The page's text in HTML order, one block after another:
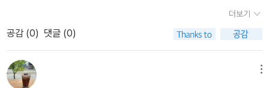
도 할 수 있다. 모를 땐 다시 돌아보며 몰랐던 것들을 체크해 볼 수 있
어 너무 좋다. 그것 뿐 아니라 '한 걸음 더', '탐방 정보', '활용 문장'을
알려주고 있다. 한국사 용어에 대한 모든 것을 일력 한 권에 알차게 담
아냈다. 가족이 함께 볼 수 있는 곳에 두고 한 장 한 장 넘기며 함께 읽
어려워하는 책이 있어요.바로 한국사 책이에요.왜 그럴까요?한국사
책은 우리나라 역사를 알려주는 책이에요.그 용어들을 보면 눈이 팽
팽 돌아간다고 말하는 어린이들. 하루에 하나씩 한국사 용어를 익히
고 배운다면한국사 책을 좀 더 편하게 읽을 수 있을 거라고 생각하셨
더보기
공감 (0) 댓글 (0)